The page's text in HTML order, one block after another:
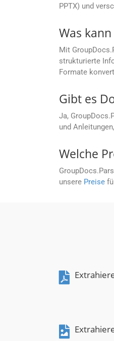
PPTX) und
Was
Mit
strukturierte
Formate
Gibt es
Ja,
und
Welche
unsere Preise